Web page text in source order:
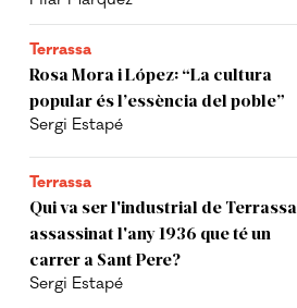
Terrassa
Rosa Mora i López: “La cultura
popular és l’essència del poble”
Sergi Estapé
Terrassa
Qui va ser l'industrial de Terrassa
assassinat l'any 1936 que té un
carrer a Sant Pere?
Sergi Estapé